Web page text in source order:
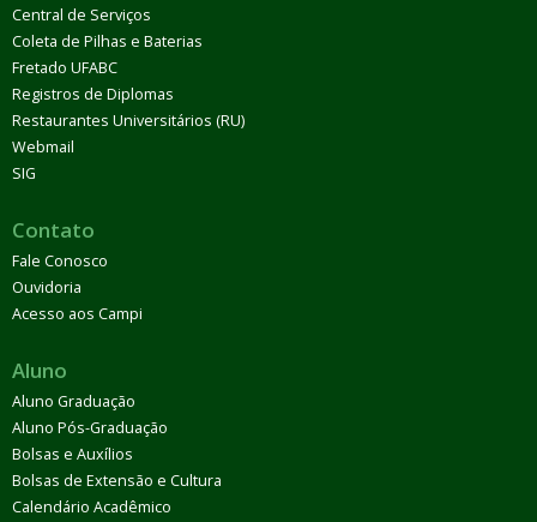
Central de Serviços
Coleta de Pilhas e Baterias
Fretado UFABC
Registros de Diplomas
Restaurantes Universitários (RU)
Webmail
SIG
Contato
Fale Conosco
Ouvidoria
Acesso aos Campi
Aluno
Aluno Graduação
Aluno Pós-Graduação
Bolsas e Auxílios
Bolsas de Extensão e Cultura
Calendário Acadêmico